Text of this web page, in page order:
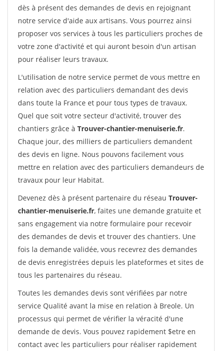
dès à présent des demandes de devis en rejoignant
notre service d'aide aux artisans. Vous pourrez ainsi
proposer vos services à tous les particuliers proches de
votre zone d'activité et qui auront besoin d'un artisan
pour réaliser leurs travaux.
L'utilisation de notre service permet de vous mettre en
relation avec des particuliers demandant des devis
dans toute la France et pour tous types de travaux.
Quel que soit votre secteur d'activité, trouver des
chantiers grâce à Trouver-chantier-menuiserie.fr.
Chaque jour, des milliers de particuliers demandent
des devis en ligne. Nous pouvons facilement vous
mettre en relation avec des particuliers demandeurs de
travaux pour leur Habitat.
Devenez dès à présent partenaire du réseau Trouver-
chantier-menuiserie.fr, faites une demande gratuite et
sans engagement via notre formulaire pour recevoir
des demandes de devis et trouver des chantiers. Une
fois la demande validée, vous recevrez des demandes
de devis enregistrées depuis les plateformes et sites de
tous les partenaires du réseau.
Toutes les demandes devis sont vérifiées par notre
service Qualité avant la mise en relation à Breole. Un
processus qui permet de vérifier la véracité d'une
demande de devis. Vous pouvez rapidement $etre en
contact avec les particuliers pour réaliser rapidement